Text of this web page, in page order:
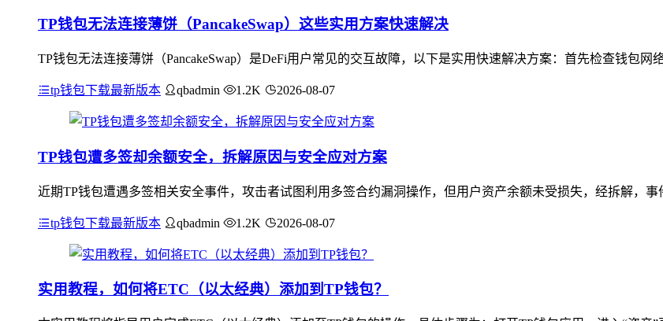
TP钱包无法连接薄饼（PancakeSwap）这些实用方案快速解决
TP钱包无法连接薄饼（PancakeSwap）是DeFi用户常见的交互故障，以下是实用快速解决方案：首先检查钱包
tp钱包下载最新版本 qbadmin 1.2K 2026-08-07
TP钱包遭多签却余额安全，拆解原因与安全应对方案
近期TP钱包遭遇多签相关安全事件，攻击者试图利用多签合约漏洞操作，但用户资产余额未受损失，经拆解，
tp钱包下载最新版本 qbadmin 1.2K 2026-08-07
实用教程，如何将ETC（以太经典）添加到TP钱包？